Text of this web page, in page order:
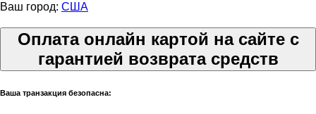
Ваш город: США
Оплата онлайн картой на сайте с
гарантией возврата средств
Ваша транзакция безопасна: